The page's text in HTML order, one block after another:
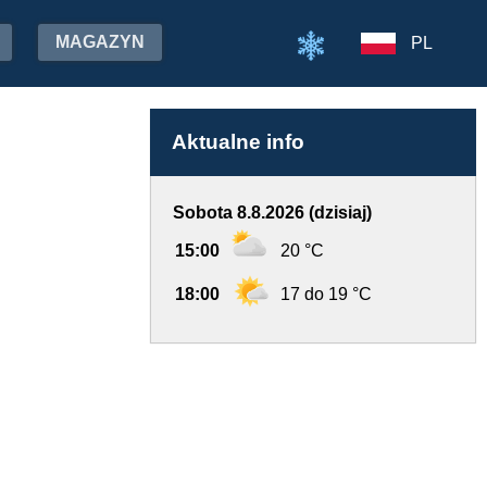
MAGAZYN PL
Aktualne info
Sobota 8.8.2026 (dzisiaj)
15:00 20 °C
18:00 17 do 19 °C